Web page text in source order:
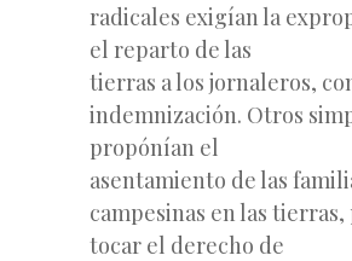
radicales exigían la
el reparto de las
tierras a los jornaleros,
indemnización. Otros
propónían el
asentamiento de las
campesinas en las
tocar el derecho de